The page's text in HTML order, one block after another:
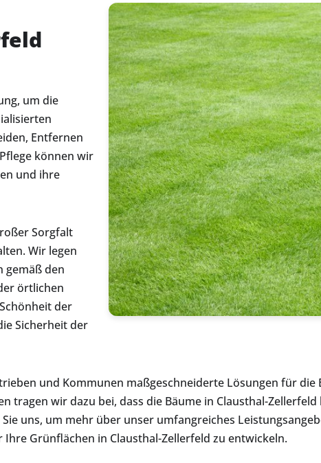
um die
Entfernen
können wir
und ihre
Sorgfalt
Wir legen
gemäß den
örtlichen
der
Sicherheit der
und Kommunen maßgeschneiderte Lösungen für die
tragen wir dazu bei, dass die Bäume in Clausthal-
uns, um mehr über unser umfangreiches
Grünflächen in Clausthal-Zellerfeld zu entwickeln.